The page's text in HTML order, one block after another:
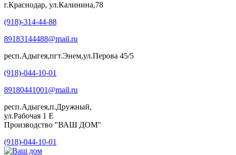
г.Краснодар, ул.Калинина,78
(918)-314-44-88
89183144488@mail.ru
респ.Адыгея,пгт.Энем,ул.Перова 45/5
(918)-044-10-01
89180441001@mail.ru
респ.Адыгея,п.Дружный,
ул.Рабочая 1 Е
Производство "ВАШ ДОМ"
(918)-044-10-01